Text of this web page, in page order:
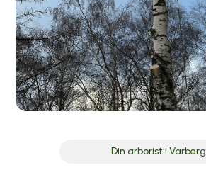
Din arborist i Varberg